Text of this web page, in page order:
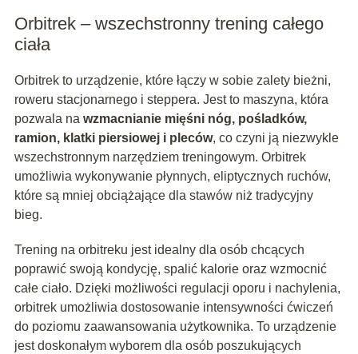
Orbitrek – wszechstronny trening całego
ciała
Orbitrek to urządzenie, które łączy w sobie zalety bieżni,
roweru stacjonarnego i steppera. Jest to maszyna, która
pozwala na wzmacnianie mięśni nóg, pośladków,
ramion, klatki piersiowej i pleców, co czyni ją niezwykle
wszechstronnym narzędziem treningowym. Orbitrek
umożliwia wykonywanie płynnych, eliptycznych ruchów,
które są mniej obciążające dla stawów niż tradycyjny
bieg.
Trening na orbitreku jest idealny dla osób chcących
poprawić swoją kondycję, spalić kalorie oraz wzmocnić
całe ciało. Dzięki możliwości regulacji oporu i nachylenia,
orbitrek umożliwia dostosowanie intensywności ćwiczeń
do poziomu zaawansowania użytkownika. To urządzenie
jest doskonałym wyborem dla osób poszukujących